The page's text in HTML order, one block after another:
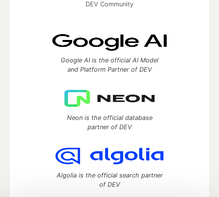
DEV Community
Google AI is the official AI Model
and Platform Partner of DEV
Neon is the official database
partner of DEV
Algolia is the official search partner
of DEV